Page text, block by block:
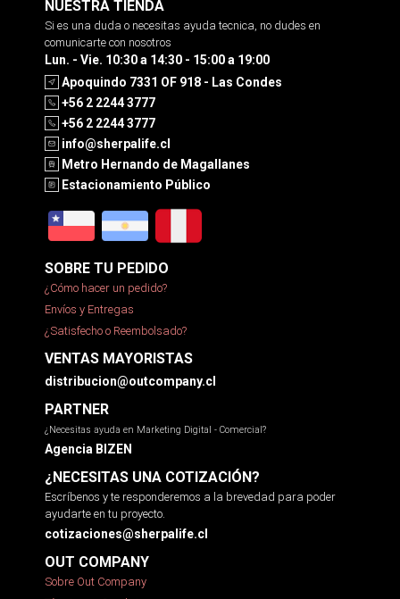
NUESTRA TIENDA
Si es una duda o necesitas ayuda tecnica, no dudes en
comunicarte con nosotros
Lun. - Vie. 10:30 a 14:30 - 15:00 a 19:00
Apoquindo 7331 OF 918 - Las Condes
+56 2 2244 3777
+56 2 2244 3777
info@sherpalife.cl
Metro Hernando de Magallanes
Estacionamiento Público
SOBRE TU PEDIDO
¿Cómo hacer un pedido?
Envíos y Entregas
¿Satisfecho o Reembolsado?
VENTAS MAYORISTAS
distribucion@outcompany.cl
PARTNER
¿Necesitas ayuda en Marketing Digital - Comercial?
Agencia BIZEN
¿NECESITAS UNA COTIZACIÓN?
Escríbenos y te responderemos a la brevedad para poder
ayudarte en tu proyecto.
cotizaciones@sherpalife.cl
OUT COMPANY
Sobre Out Company